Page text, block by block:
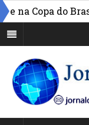
Copa do Brasil »